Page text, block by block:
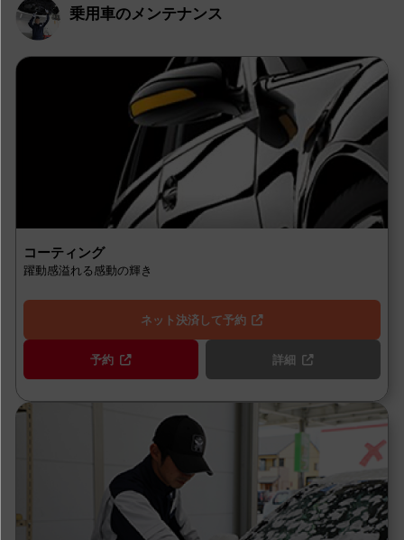
乗用車のメンテナンス
コーティング
躍動感溢れる感動の輝き
ネット決済して予約
予約 詳細